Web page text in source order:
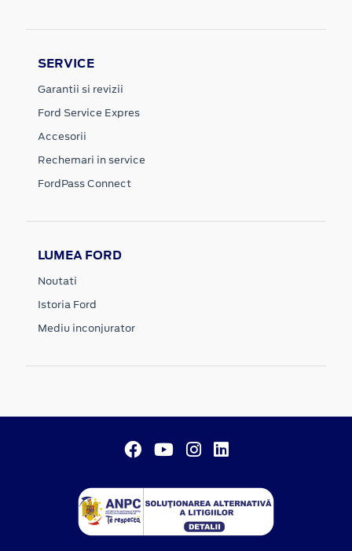
SERVICE
Garantii si revizii
Ford Service Expres
Accesorii
Rechemari in service
FordPass Connect
LUMEA FORD
Noutati
Istoria Ford
Mediu inconjurator